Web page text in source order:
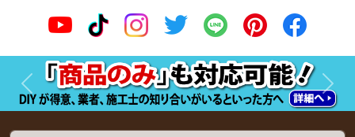
前へ 次へ